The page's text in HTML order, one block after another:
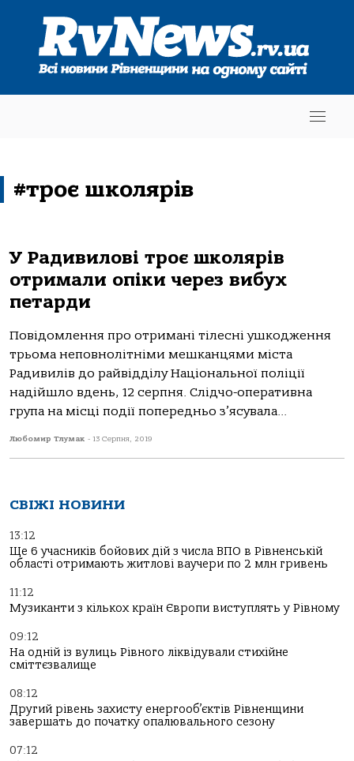
#троє школярів
У Радивилові троє школярів
отримали опіки через вибух
петарди
Повідомлення про отримані тілесні ушкодження
трьома неповнолітніми мешканцями міста
Радивилів до райвідділу Національної поліції
надійшло вдень, 12 серпня. Слідчо-оперативна
група на місці події попередньо з’ясувала...
Любомир Тлумак - 13 Серпня, 2019
СВІЖІ НОВИНИ
13:12
Ще 6 учасників бойових дій з числа ВПО в Рівненській
області отримають житлові ваучери по 2 млн гривень
11:12
Музиканти з кількох країн Європи виступлять у Рівному
09:12
На одній із вулиць Рівного ліквідували стихійне
сміттєзвалище
08:12
Другий рівень захисту енергооб’єктів Рівненщини
завершать до початку опалювального сезону
07:12